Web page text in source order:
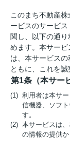
このまち不動産
ービスのサービ
関し、以下の通
めます。本サービ
は、本サービス
ともに、これを誠
第1条（本サー
(1) 利用者は本サー
信機器、ソフ
す。
(2) 本サービスは
の情報の提供か